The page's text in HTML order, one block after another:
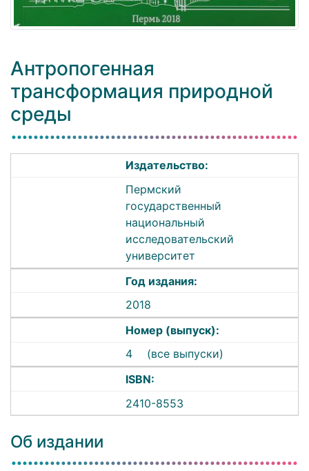
Антропогенная
трансформация природной
среды
Издательство:
Пермский
государственный
национальный
исследовательский
университет
Год издания:
2018
Номер (выпуск):
4
(все выпуски)
ISBN:
2410-8553
Об издании